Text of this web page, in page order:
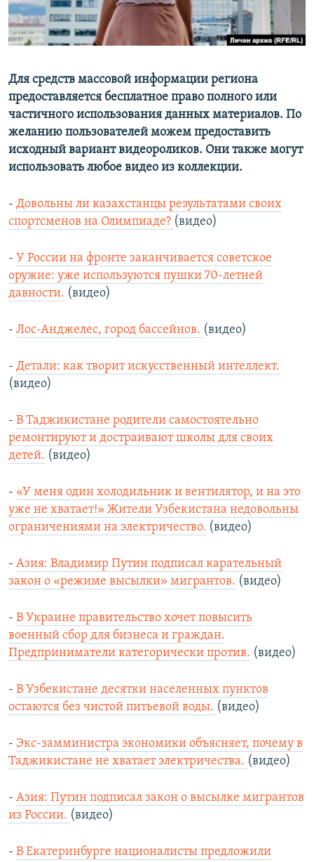
Для средств массовой информации региона
предоставляется бесплатное право полного или
частичного использования данных материалов. По
желанию пользователей можем предоставить
исходный вариант видеороликов. Они также могут
использовать любое видео из коллекции.
- Довольны ли казахстанцы результатами своих
спортсменов на Олимпиаде? (видео)
- У России на фронте заканчивается советское
оружие: уже используются пушки 70-летней
давности. (видео)
- Лос-Анджелес, город бассейнов. (видео)
- Детали: как творит искусственный интеллект.
(видео)
- В Таджикистане родители самостоятельно
ремонтируют и достраивают школы для своих
детей. (видео)
- «У меня один холодильник и вентилятор, и на это
уже не хватает!» Жители Узбекистана недовольны
ограничениями на электричество. (видео)
- Азия: Владимир Путин подписал карательный
закон о «режиме высылки» мигрантов. (видео)
- В Украине правительство хочет повысить
военный сбор для бизнеса и граждан.
Предприниматели категорически против. (видео)
- В Узбекистане десятки населенных пунктов
остаются без чистой питьевой воды. (видео)
- Экс-замминистра экономики объясняет, почему в
Таджикистане не хватает электричества. (видео)
- Азия: Путин подписал закон о высылке мигрантов
из России. (видео)
- В Екатеринбурге националисты предложили